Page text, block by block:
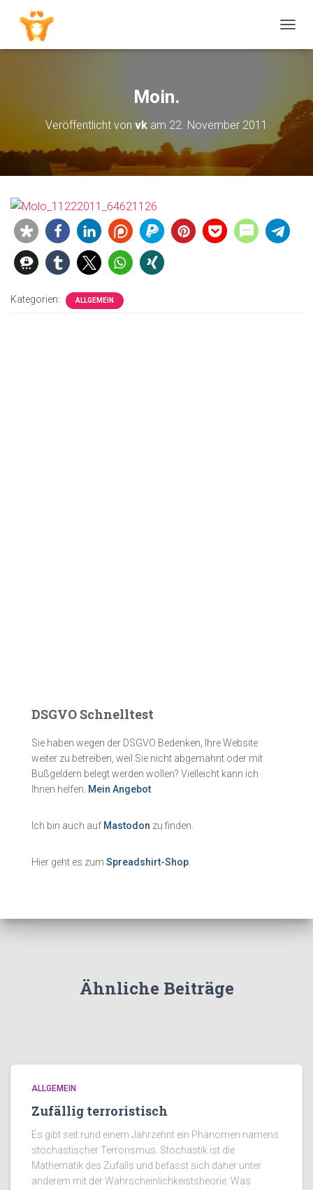
A
T
H
A
Moin.
Veröffentlicht von vk am 22. November 2011
Kategorien: ALLGEMEIN
DSGVO Schnelltest
Sie haben wegen der DSGVO Bedenken, Ihre Website
weiter zu betreiben, weil Sie nicht abgemahnt oder mit
Bußgeldern belegt werden wollen? Vielleicht kann ich
Ihnen helfen. Mein Angebot
Ich bin auch auf Mastodon zu finden.
Hier geht es zum Spreadshirt-Shop.
Ähnliche Beiträge
ALLGEMEIN
Zufällig terroristisch
Es gibt seit rund einem Jahrzehnt ein Phänomen namens
stochastischer Terrorismus. Stochastik ist die
Mathematik des Zufalls und befasst sich daher unter
anderem mit der Wahrscheinlichkeistsheorie. Was